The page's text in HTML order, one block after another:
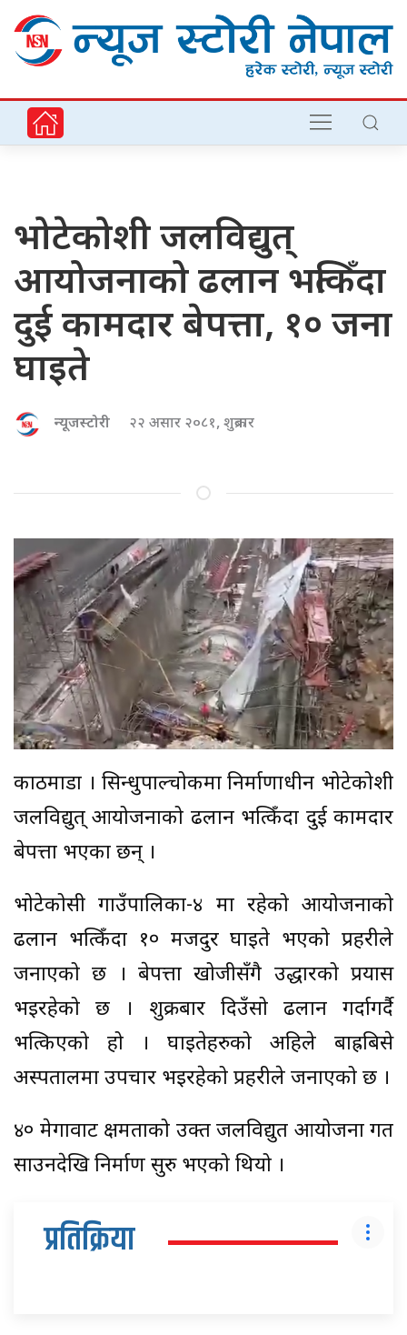
भोटेकोशी जलविद्युत्
आयोजनाको ढलान भत्किँदा
दुई कामदार बेपत्ता, १० जना
घाइते
न्यूजस्टोरी २२ असार २०८१, शुक्रबार
काठमाडौं । सिन्धुपाल्चोकमा निर्माणाधीन भोटेकोशी
जलविद्युत् आयोजनाको ढलान भत्किँदा दुई कामदार
बेपत्ता भएका छन् ।
भोटेकोसी गाउँपालिका-४ मा रहेको आयोजनाको
ढलान भत्किँदा १० मजदुर घाइते भएको प्रहरीले
जनाएको छ । बेपत्ता खोजीसँगै उद्धारको प्रयास
भइरहेको छ । शुक्रबार दिउँसो ढलान गर्दागर्दै
भत्किएको हो । घाइतेहरुको अहिले बाह्रबिसे
अस्पतालमा उपचार भइरहेको प्रहरीले जनाएको छ ।
४० मेगावाट क्षमताको उक्त जलविद्युत आयोजना गत
साउनदेखि निर्माण सुरु भएको थियो ।
प्रतिक्रिया